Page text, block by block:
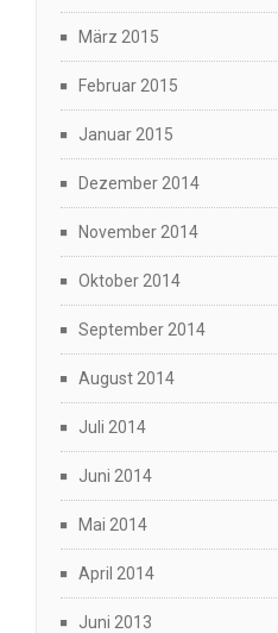
März 2015
Februar 2015
Januar 2015
Dezember 2014
November 2014
Oktober 2014
September 2014
August 2014
Juli 2014
Juni 2014
Mai 2014
April 2014
Juni 2013